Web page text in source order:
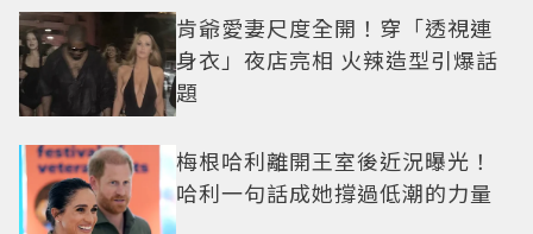
肯爺愛妻尺度全開！穿「透視連
身衣」夜店亮相 火辣造型引爆話
題
梅根哈利離開王室後近況曝光！
哈利一句話成她撐過低潮的力量